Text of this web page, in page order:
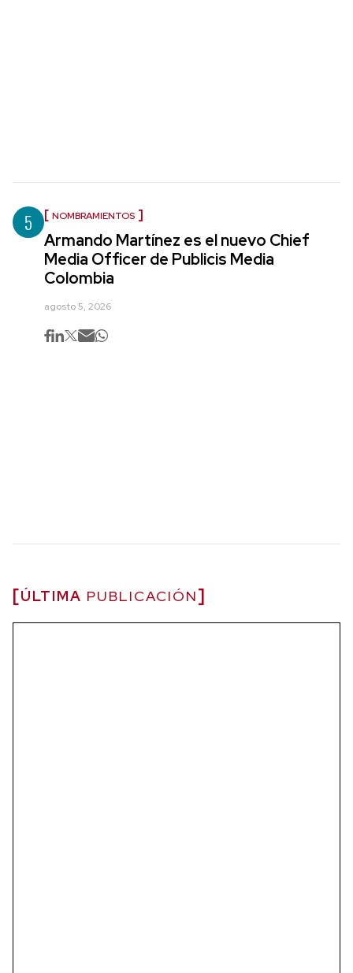
5 NOMBRAMIENTOS
Armando Martínez es el nuevo Chief
Media Officer de Publicis Media
Colombia
agosto 5, 2026
ÚLTIMA PUBLICACIÓN